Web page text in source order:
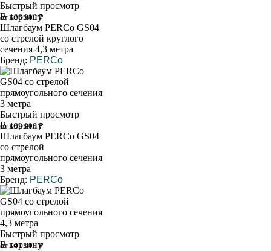
Быстрый просмотр
В корзину
от 136 900 ₽
Шлагбаум PERCo GS04
со стрелой круглого
сечения 4,3 метра
Бренд: PERCo
Быстрый просмотр
В корзину
от 139 900 ₽
Шлагбаум PERCo GS04
со стрелой
прямоугольного сечения
3 метра
Бренд: PERCo
Быстрый просмотр
В корзину
от 141 900 ₽